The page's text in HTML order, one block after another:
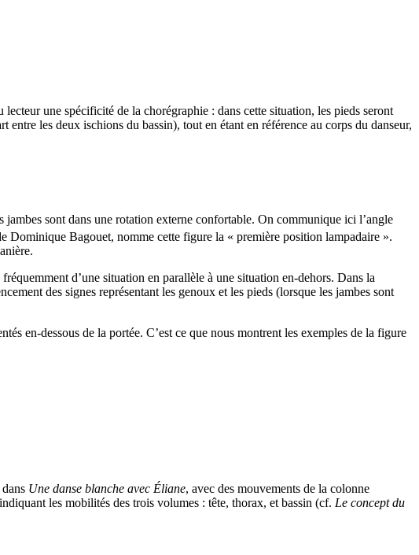
une spécificité de la chorégraphie : dans cette situation, les pieds seront
les deux ischions du bassin), tout en étant en référence au corps du danseur,
sont dans une rotation externe confortable. On communique ici l’angle
Dominique Bagouet, nomme cette figure la « première position lampadaire ».
d’une situation en parallèle à une situation en-dehors. Dans la
des signes représentant les genoux et les pieds (lorsque les jambes sont
en-dessous de la portée. C’est ce que nous montrent les exemples de la figure
Une danse blanche avec Éliane, avec des mouvements de la colonne
les mobilités des trois volumes : tête, thorax, et bassin (cf. Le concept du